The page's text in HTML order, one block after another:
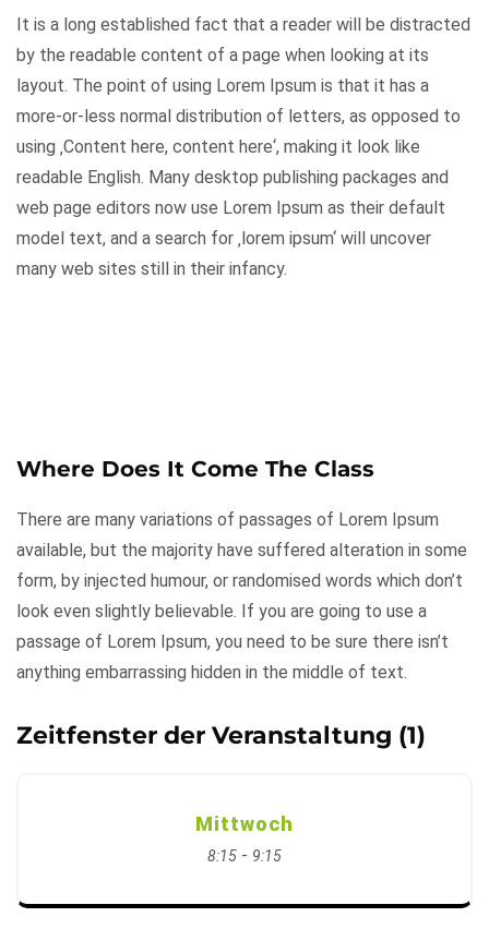
It is a long established fact that a reader will be distracted
by the readable content of a page when looking at its
layout. The point of using Lorem Ipsum is that it has a
more-or-less normal distribution of letters, as opposed to
using ‚Content here, content here‘, making it look like
readable English. Many desktop publishing packages and
web page editors now use Lorem Ipsum as their default
model text, and a search for ‚lorem ipsum‘ will uncover
many web sites still in their infancy.
Where Does It Come The Class
There are many variations of passages of Lorem Ipsum
available, but the majority have suffered alteration in some
form, by injected humour, or randomised words which don’t
look even slightly believable. If you are going to use a
passage of Lorem Ipsum, you need to be sure there isn’t
anything embarrassing hidden in the middle of text.
Zeitfenster der Veranstaltung (1)
Mittwoch
8:15 - 9:15